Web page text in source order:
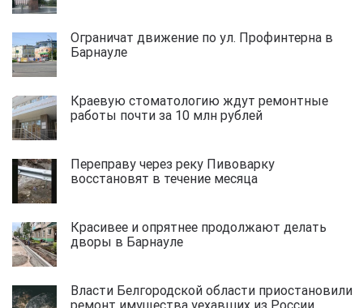
Ограничат движение по ул. Профинтерна в
Барнауле
Краевую стоматологию ждут ремонтные
работы почти за 10 млн рублей
Переправу через реку Пивоварку
восстановят в течение месяца
Красивее и опрятнее продолжают делать
дворы в Барнауле
Власти Белгородской области приостановили
ремонт имущества уехавших из России